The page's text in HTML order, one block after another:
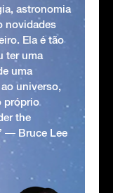
astronomia
novidades
Ela é tão
ter uma
uma
universo,
próprio
the
― Bruce Lee